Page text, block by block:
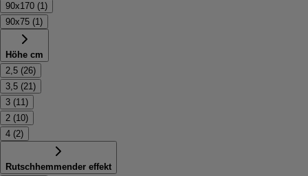
90x170 (1 )
90x75 (1 )
Höhe cm
2,5 (26)
3,5 (21 )
3 (11 )
2 (10)
4 (2)
Rutschhemmender effekt